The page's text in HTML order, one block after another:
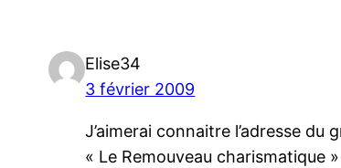
Elise34
3 février 2009
J’aimerai connaitre l’adresse du
« Le Remouveau charismatique